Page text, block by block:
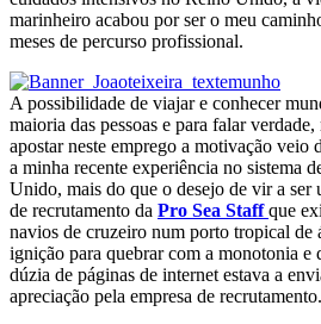
marinheiro acabou por ser o meu
meses de percurso profissional.
A possibilidade de viajar e conhecer
maioria das pessoas e para falar
apostar neste emprego a motivação veio
a minha recente experiência no sistema
Unido, mais do que o desejo de vir a
de recrutamento da Pro Sea Staffque
navios de cruzeiro num porto tropical de
ignição para quebrar com a monotonia e
dúzia de páginas de internet estava a
apreciação pela empresa de recrutamento.